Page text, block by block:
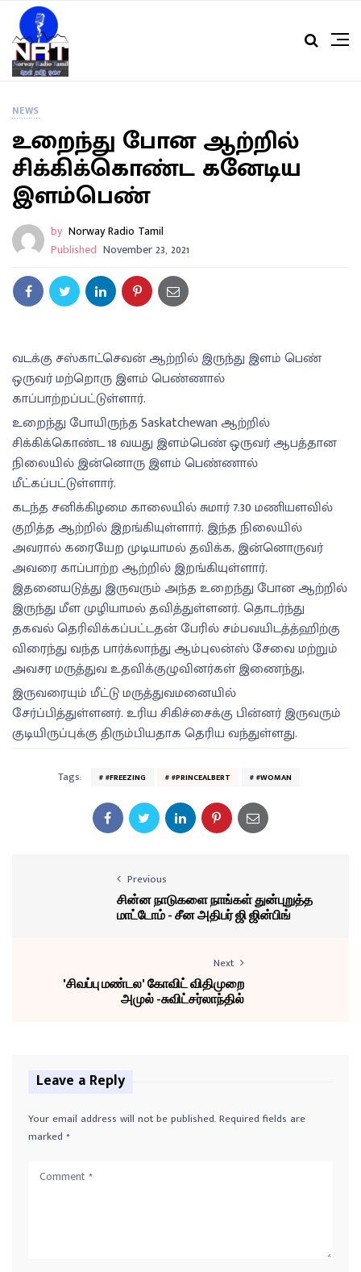
NEWS
உறைந்து போன ஆற்றில்
சிக்கிக்கொண்ட கனேடிய
இளம்பெண்
by Norway Radio Tamil
Published November 23, 2021
வடக்கு சஸ்காட்செவன் ஆற்றில் இருந்து இளம் பெண்
ஒருவர் மற்றொரு இளம் பெண்ணால்
காப்பாற்றப்பட்டுள்ளார்.
உறைந்து போயிருந்த Saskatchewan ஆற்றில்
சிக்கிக்கொண்ட 18 வயது இளம்பெண் ஒருவர் ஆபத்தான
நிலையில் இன்னொரு இளம் பெண்ணால்
மீட்கப்பட்டுள்ளார்.
கடந்த சனிக்கிழமை காலையில் சுமார் 7.30 மணியளவில்
குறித்த ஆற்றில் இறங்கியுள்ளார். இந்த நிலையில்
அவரால் கரையேற முடியாமல் தவிக்க, இன்னொருவர்
அவரை காப்பாற்ற ஆற்றில் இறங்கியுள்ளார்.
இதனையடுத்து இருவரும் அந்த உறைந்து போன ஆற்றில்
இருந்து மீள முழியாமல் தவித்துள்ளனர். தொடர்ந்து
தகவல் தெரிவிக்கப்பட்டதன் பேரில் சம்பவயிடத்த்ஹிற்கு
விரைந்து வந்த பார்க்லாந்து ஆம்புலன்ஸ் சேவை மற்றும்
அவசர மருத்துவ உதவிக்குழுவினர்கள் இணைந்து,
இருவரையும் மீட்டு மருத்துவமனையில்
சேர்ப்பித்துள்ளனர். உரிய சிகிச்சைக்கு பின்னர் இருவரும்
குடியிருப்புக்கு திரும்பியதாக தெரிய வந்துள்ளது.
Tags: #FREEZING #PRINCEALBERT #WOMAN
Previous
சின்ன நாடுகளை நாங்கள் துன்புறுத்த
மாட்டோம் - சீன அதிபர் ஜி ஜின்பிங்
Next
'சிவப்பு மண்டல' கோவிட் விதிமுறை
அமுல் -சுவிட்சர்லாந்தில்
Leave a Reply
Your email address will not be published.Required fields are
marked *